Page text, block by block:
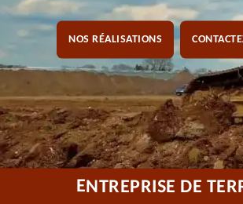
NOS RÉALISATIONS
ENTREPRISE DE